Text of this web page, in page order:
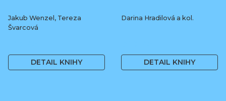
Jakub Wenzel, Tereza
Švarcová
DETAIL KNIHY
Darina Hradilová a kol.
DETAIL KNIHY